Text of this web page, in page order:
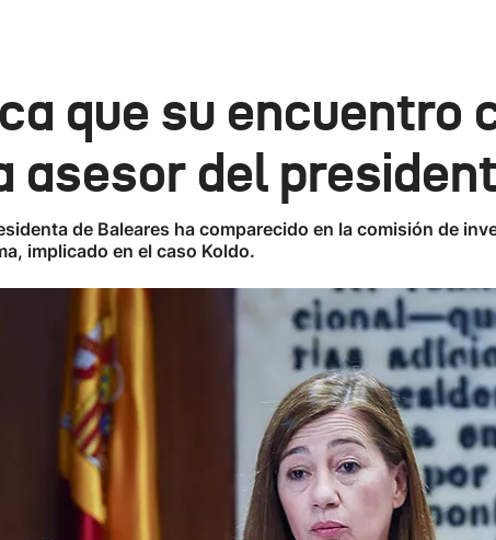
que su encuentro
asesor del
de Baleares ha comparecido en la comisión de
implicado en el caso Koldo.